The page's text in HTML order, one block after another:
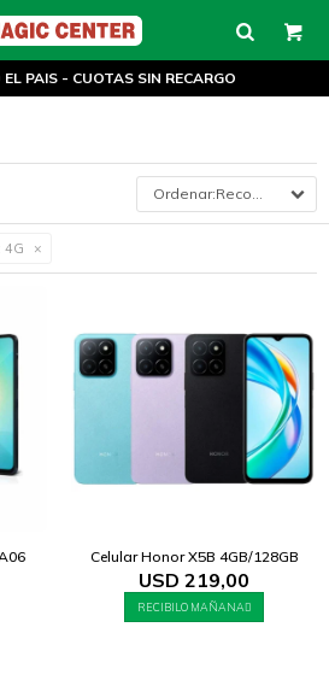
PAIS - CUOTAS SIN RECARGO
Recomendados
4G
Celular Honor X5B 4GB/128GB
USD 219,00
RECIBILO MAÑANA